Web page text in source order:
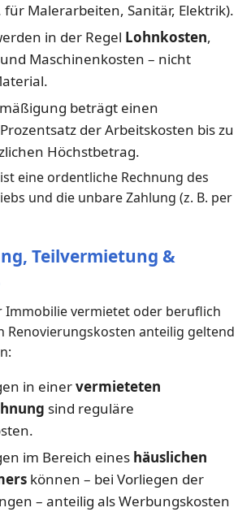
für Malerarbeiten, Sanitär, Elektrik).
in der Regel Lohnkosten,
Maschinenkosten – nicht
beträgt einen
der Arbeitskosten bis zu
Höchstbetrag.
eine ordentliche Rechnung des
und die unbare Zahlung (z. B. per
Teilvermietung &
Immobilie vermietet oder beruflich
Renovierungskosten anteilig geltend
in einervermieteten
sind reguläre
im Bereich eines häuslichen
können – bei Vorliegen der
– anteilig als Werbungskosten